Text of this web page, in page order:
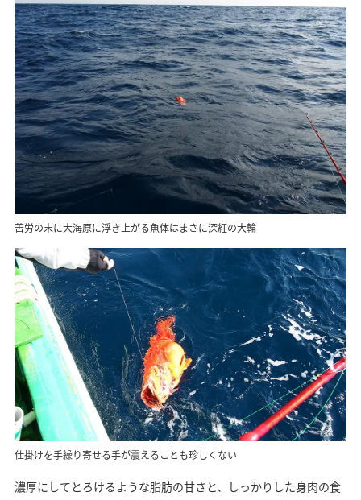
苦労の末に大海原に浮き上がる魚体はまさに深紅の大輪
仕掛けを手繰り寄せる手が震えることも珍しくない
濃厚にしてとろけるような脂肪の甘さと、しっかりした身肉の食